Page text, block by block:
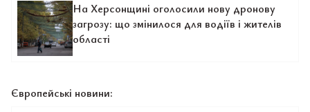
На Херсонщині оголосили нову дронову
загрозу: що змінилося для водіїв і жителів
області
Європейські новини: